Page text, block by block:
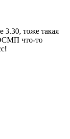
тоже такая
что-то